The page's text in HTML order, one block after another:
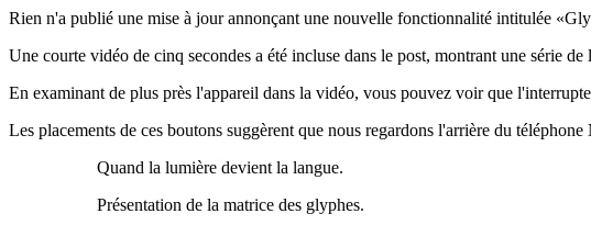
Rien n'a publié une mise à jour annonçant une nouvelle fonctionnalité intitulée
Une courte vidéo de cinq secondes a été incluse dans le post, montrant une série
En examinant de plus près l'appareil dans la vidéo, vous pouvez voir que
Les placements de ces boutons suggèrent que nous regardons l'arrière du
Quand la lumière devient la langue.
Présentation de la matrice des glyphes.